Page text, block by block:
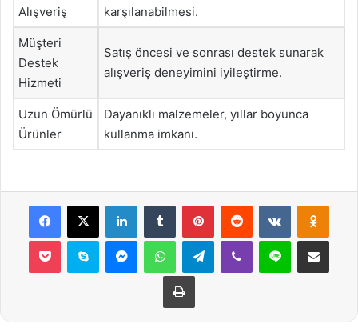
Alışveriş
karşılanabilmesi.
Müşteri
Destek
Hizmeti
Satış öncesi ve sonrası destek sunarak
alışveriş deneyimini iyileştirme.
Uzun Ömürlü
Ürünler
Dayanıklı malzemeler, yıllar boyunca
kullanma imkanı.
Facebook
X LinkedInTumblr PinterestReddit VKontakte
Pocket Skype MessengerWhatsAppTelegramViber Line E-Posta ile
Yazdır